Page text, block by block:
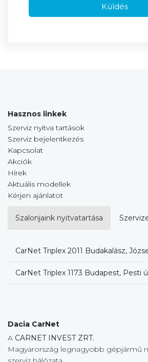
Küldés
Hasznos linkek
Szerviz nyitva tartások
Szerviz bejelentkezés
Kapcsolat
Akciók
Hírek
Aktuális modellek
Kérjen ajánlatot
Szalonjaink nyitvatartása
CarNet Triplex 2011 Budakalász,
CarNet Triplex 1173 Budapest, Pesti
Dacia CarNet
A CARNET INVEST ZRT.
Magyarország legnagyobb gépjármű